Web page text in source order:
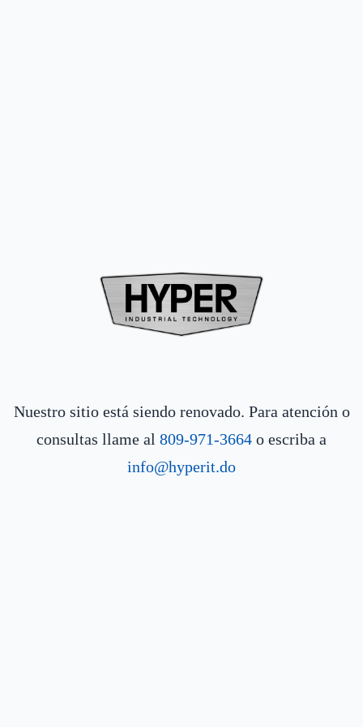
Nuestro sitio está siendo renovado. Para atención o
consultas llame al 809-971-3664 o escriba a
info@hyperit.do